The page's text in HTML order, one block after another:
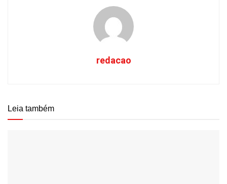
redacao
Leia também